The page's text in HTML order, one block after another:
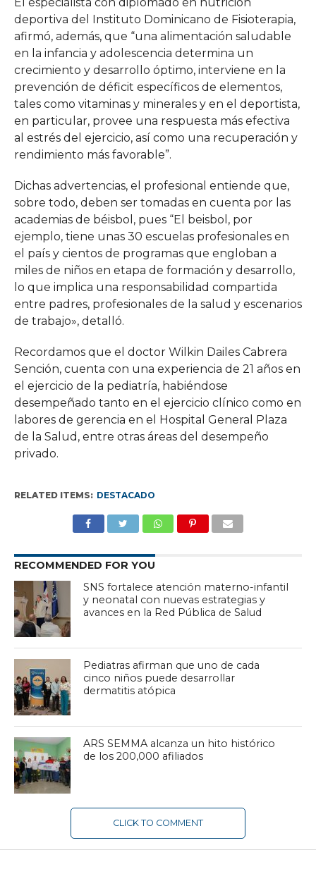
deportiva del Instituto Dominicano de Fisioterapia,
afirmó, además, que “una alimentación saludable
en la infancia y adolescencia determina un
crecimiento y desarrollo óptimo, interviene en la
prevención de déficit específicos de elementos,
tales como vitaminas y minerales y en el deportista,
en particular, provee una respuesta más efectiva
al estrés del ejercicio, así como una recuperación y
rendimiento más favorable”.
Dichas advertencias, el profesional entiende que,
sobre todo, deben ser tomadas en cuenta por las
academias de béisbol, pues “El beisbol, por
ejemplo, tiene unas 30 escuelas profesionales en
el país y cientos de programas que engloban a
miles de niños en etapa de formación y desarrollo,
lo que implica una responsabilidad compartida
entre padres, profesionales de la salud y escenarios
de trabajo», detalló.
Recordamos que el doctor Wilkin Dailes Cabrera
Sención, cuenta con una experiencia de 21 años en
el ejercicio de la pediatría, habiéndose
desempeñado tanto en el ejercicio clínico como en
labores de gerencia en el Hospital General Plaza
de la Salud, entre otras áreas del desempeño
privado.
RELATED ITEMS: DESTACADO
RECOMMENDED FOR YOU
SNS fortalece atención materno-infantil
y neonatal con nuevas estrategias y
avances en la Red Pública de Salud
Pediatras afirman que uno de cada
cinco niños puede desarrollar
dermatitis atópica
ARS SEMMA alcanza un hito histórico
de los 200,000 afiliados
CLICK TO COMMENT